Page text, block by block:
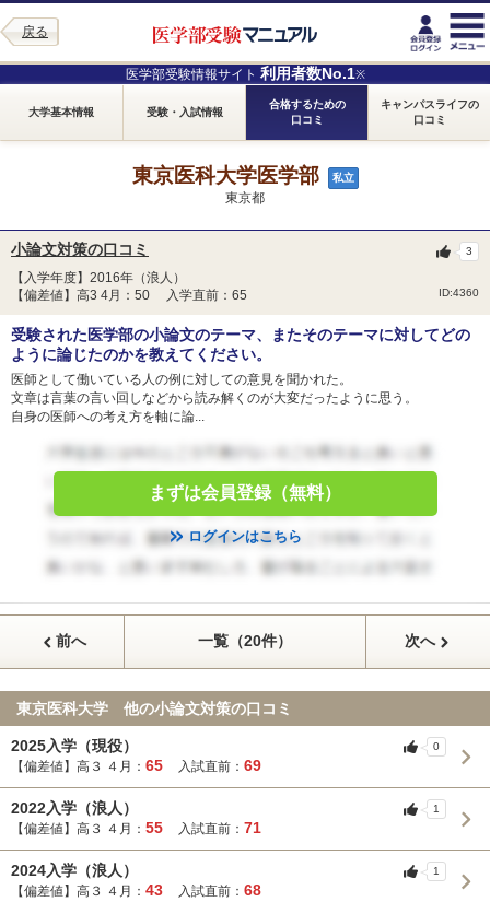
戻る
医学部受験情報サイト 利用者数No.1※
大学基本情報 受験・入試情報
合格するための
口コミ
キャンパスライフの
口コミ
東京医科大学医学部 私立
東京都
小論文対策の口コミ
【入学年度】2016年（浪人）
【偏差値】高3 4月：50 入学直前：65
ID:4360
3
受験された医学部の小論文のテーマ、またそのテーマに対してどの
ように論じたのかを教えてください。
医師として働いている人の例に対しての意見を聞かれた。
文章は言葉の言い回しなどから読み解くのが大変だったように思う。
自身の医師への考え方を軸に論...
まずは会員登録（無料）
ログインはこちら
前へ 一覧（20件） 次へ
東京医科大学 他の小論文対策の口コミ
2025入学（現役）
【偏差値】高３ ４月： 65 入試直前： 69
0
2022入学（浪人）
【偏差値】高３ ４月： 55 入試直前： 71
1
2024入学（浪人）
【偏差値】高３ ４月： 43 入試直前： 68
1